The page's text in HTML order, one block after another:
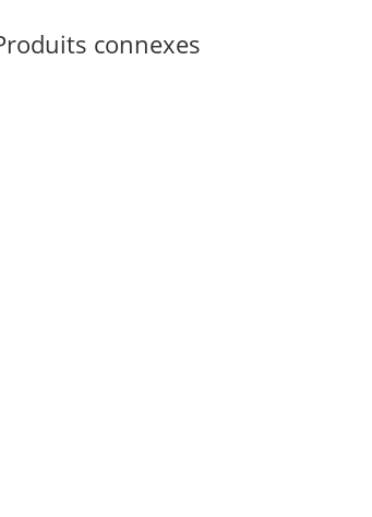
connexes